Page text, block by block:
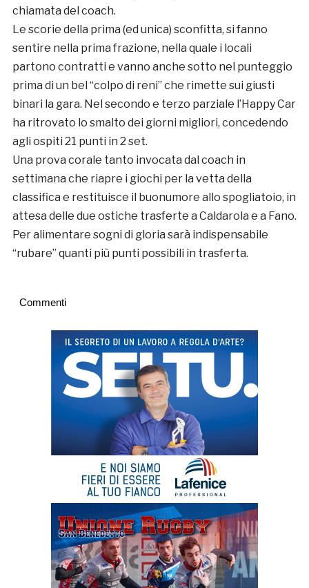
chiamata del coach.
Le scorie della prima (ed unica) sconfitta, si fanno
sentire nella prima frazione, nella quale i locali
partono contratti e vanno anche sotto nel punteggio
prima di un bel “colpo di reni” che rimette sui giusti
binari la gara. Nel secondo e terzo parziale l’Happy Car
ha ritrovato lo smalto dei giorni migliori, concedendo
agli ospiti 21 punti in 2 set.
Una prova corale tanto invocata dal coach in
settimana che riapre i giochi per la vetta della
classifica e restituisce il buonumore allo spogliatoio, in
attesa delle due ostiche trasferte a Caldarola e a Fano.
Per alimentare sogni di gloria sarà indispensabile
“rubare” quanti più punti possibili in trasferta.
Commenti